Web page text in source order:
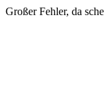
Großer Fehler, da